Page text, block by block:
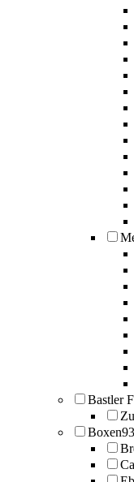
Bastler
Boxen93